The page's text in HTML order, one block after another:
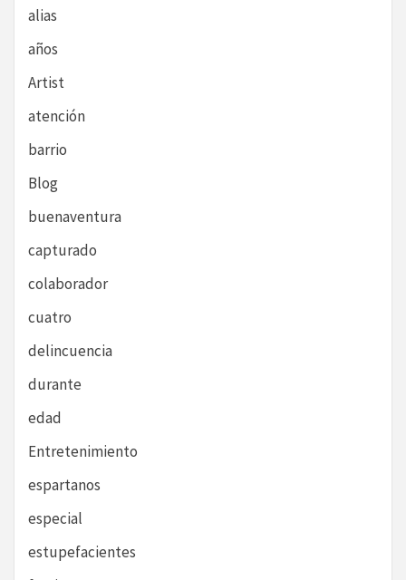
alias
años
Artist
atención
barrio
Blog
buenaventura
capturado
colaborador
cuatro
delincuencia
durante
edad
Entretenimiento
espartanos
especial
estupefacientes